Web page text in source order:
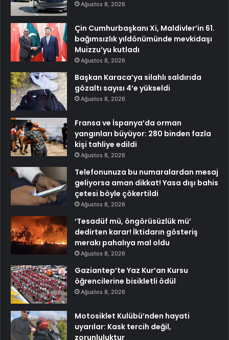
Ağustos 8, 2026
Çin Cumhurbaşkanı Xi, Maldivler’in 61.
bağımsızlık yıldönümünde mevkidaşı
Muizzu’yu kutladı
Ağustos 8, 2026
Başkan Karaca’ya silahlı saldırıda
gözaltı sayısı 4’e yükseldi
Ağustos 8, 2026
Fransa ve İspanya’da orman
yangınları büyüyor: 280 binden fazla
kişi tahliye edildi
Ağustos 8, 2026
Telefonunuza bu numaralardan mesaj
geliyorsa aman dikkat! Yasa dışı bahis
çetesi böyle çökertildi
Ağustos 8, 2026
‘Tesadüf mü, öngörüsüzlük mü’
dedirten karar! İktidarın gösteriş
merakı pahalıya mal oldu
Ağustos 8, 2026
Gaziantep’te Yaz Kur’an Kursu
öğrencilerine bisikletli ödül
Ağustos 8, 2026
Motosiklet Kulübü’nden hayati
uyarılar: Kask tercih değil,
zorunluluktur